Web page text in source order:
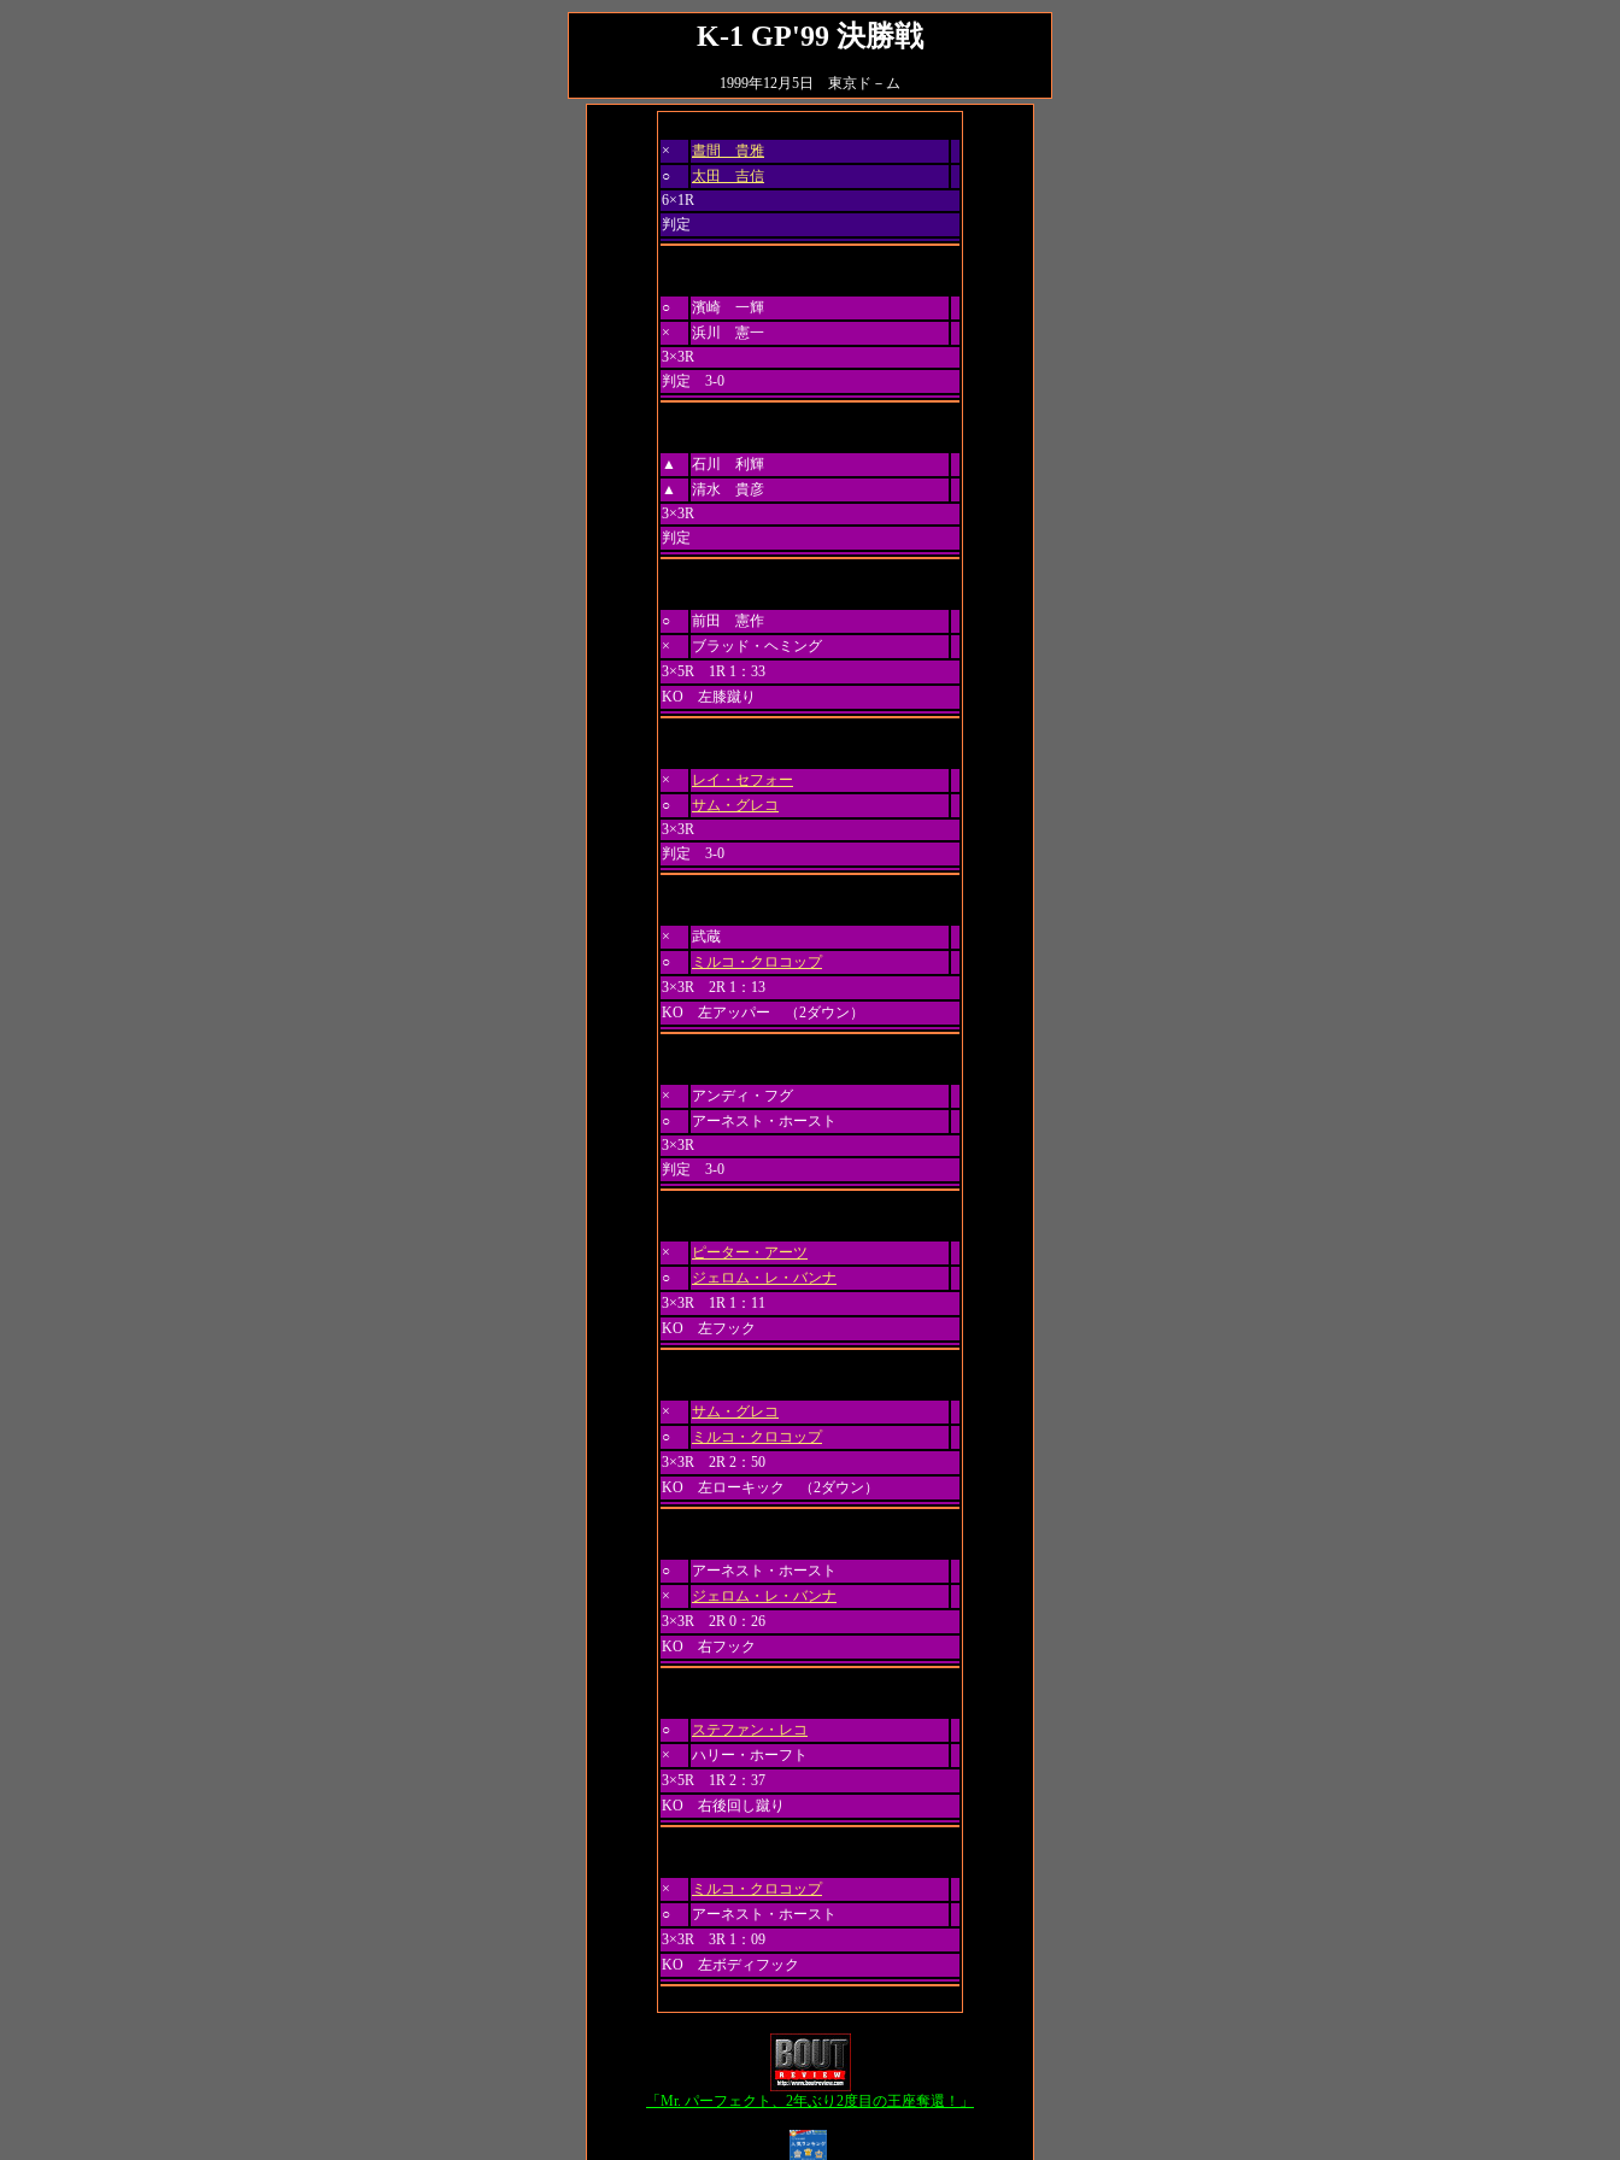
K-1 GP'99 決勝戦
1999年12月5日 東京ド－ム
×
晝間 貴雅
○
太田 吉信
6×1R
判定
○
濱崎 一輝
×
浜川 憲一
3×3R
判定 3-0
▲
石川 利輝
▲
清水 貴彦
3×3R
判定
○
前田 憲作
×
ブラッド・ヘミング
3×5R 1R 1：33
KO 左膝蹴り
×
レイ・セフォー
○
サム・グレコ
3×3R
判定 3-0
×
武蔵
○
ミルコ・クロコップ
3×3R 2R 1：13
KO 左アッパー （2ダウン）
×
アンディ・フグ
○
アーネスト・ホースト
3×3R
判定 3-0
×
ピーター・アーツ
○
ジェロム・レ・バンナ
3×3R 1R 1：11
KO 左フック
×
サム・グレコ
○
ミルコ・クロコップ
3×3R 2R 2：50
KO 左ローキック （2ダウン）
○
アーネスト・ホースト
×
ジェロム・レ・バンナ
3×3R 2R 0：26
KO 右フック
○
ステファン・レコ
×
ハリー・ホーフト
3×5R 1R 2：37
KO 右後回し蹴り
×
ミルコ・クロコップ
○
アーネスト・ホースト
3×3R 3R 1：09
KO 左ボディフック
「Mr. パーフェクト、2年ぶり2度目の王座奪還！」